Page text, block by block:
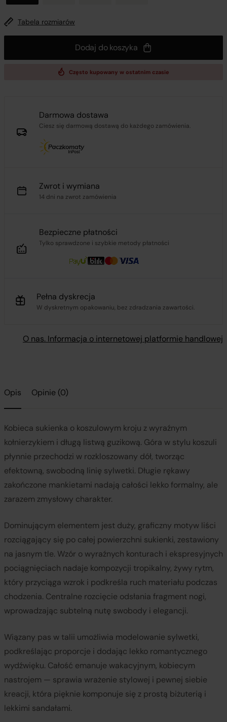
Tabela rozmiarów
Dodaj do koszyka
Często kupowany w ostatnim czasie
Darmowa dostawa
Ciesz się darmową dostawą do każdego zamówienia.
Zwrot i wymiana
14 dni na zwrot zamówienia
Bezpieczne płatności
Tylko sprawdzone i szybkie metody płatności
Pełna dyskrecja
W dyskretnym opakowaniu, bez zdradzania zawartości.
O nas. Informacja o internetowej platformie handlowej
Opis Opinie (0)
Kobieca sukienka o koszulowym kroju z wyraźnym
kołnierzykiem i długą listwą guzikową. Góra w stylu koszuli
płynnie przechodzi w rozkloszowany dół, tworząc
efektowną, swobodną linię sylwetki. Długie rękawy
zakończone mankietami nadają całości lekko formalny, ale
zarazem zmysłowy charakter.
Dominującym elementem jest duży, graficzny motyw liści
rozciągający się po całej powierzchni sukienki, zestawiony
na jasnym tle. Wzór o wyraźnych konturach i ekspresyjnych
pociągnięciach nadaje kompozycji tropikalny, żywy rytm,
który przyciąga wzrok i podkreśla ruch materiału podczas
chodzenia. Centralne rozcięcie odsłania fragment nogi,
wprowadzając subtelną nutę swobody i elegancji.
Wiązany pas w talii umożliwia modelowanie sylwetki,
podkreślając proporcje i dodając lekko romantycznego
wydźwięku. Całość emanuje wakacyjnym, kobiecym
nastrojem — sprawia wrażenie stylowej i pewnej siebie
kreacji, która pięknie komponuje się z prostą biżuterią i
lekkimi sandałami.